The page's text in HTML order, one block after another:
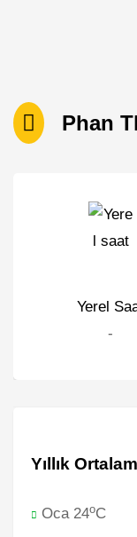
Phan
Yerel
-
Yıllık
Oca 24oC